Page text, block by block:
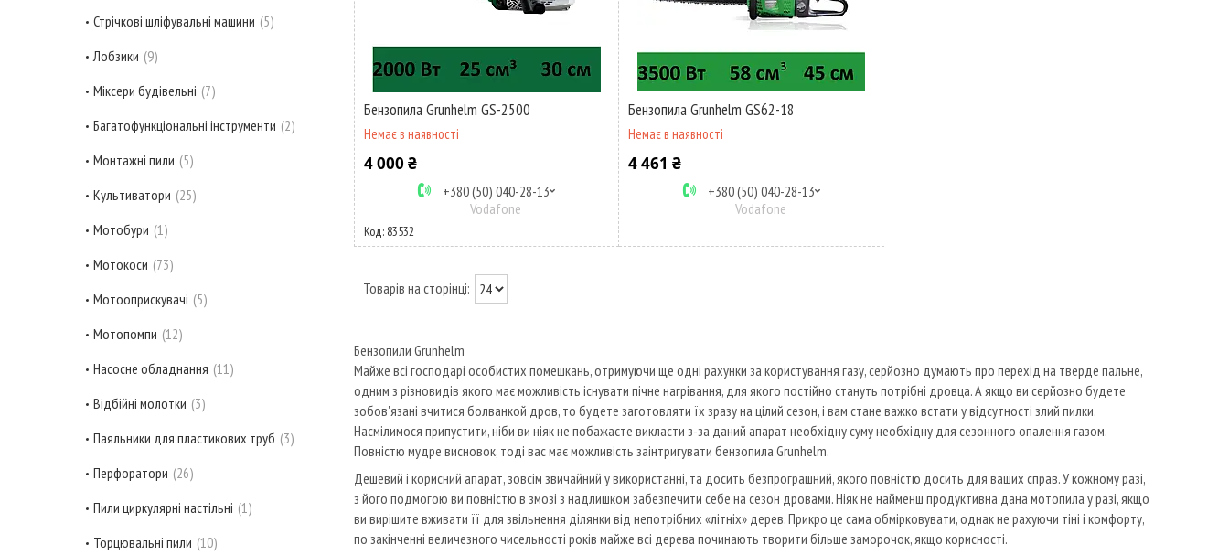
Бензопила Grunhelm GS-2500
Немає в наявності
4 000 ₴
+380 (50) 040-28-13
Vodafone
83532
Бензопила Grunhelm GS62-18
Немає в наявності
4 461 ₴
+380 (50) 040-28-13
Vodafone
Бензопили Grunhelm
Майже всі господарі особистих помешкань, отримуючи ще одні рахунки за користування газу, серйозно думають про перехід на тверде пальне,
одним з різновидів якого має можливість існувати пічне нагрівання, для якого постійно стануть потрібні дровца. А якщо ви серйозно будете
зобов'язані вчитися болванкой дров, то будете заготовляти їх зразу на цілий сезон, і вам стане важко встати у відсутності злий пилки.
Насмілимося припустити, ніби ви ніяк не побажаєте викласти з-за даний апарат необхідну суму необхідну для сезонного опалення газом.
Повністю мудре висновок, тоді вас має можливість заінтригувати бензопила Grunhelm.
Дешевий і корисний апарат, зовсім звичайний у використанні, та досить безпрограшний, якого повністю досить для ваших справ. У кожному разі,
з його подмогою ви повністю в змозі з надлишком забезпечити себе на сезон дровами. Ніяк не найменш продуктивна дана мотопила у разі, якщо
ви вирішите вживати її для звільнення ділянки від непотрібних «літніх» дерев. Прикро це сама обмірковувати, однак не рахуючи тіні і комфорту,
по закінченні величезного чисельності років майже всі дерева починають творити більше заморочок, якщо корисності.
Стрічкові шліфувальні машини 5
Лобзики 9
Міксери будівельні 7
Багатофункціональні інструменти 2
Монтажні пили 5
Культиватори 25
Мотобури 1
Мотокоси 73
Мотооприскувачі 5
Мотопомпи 12
Насосне обладнання 11
Відбійні молотки 3
Паяльники для пластикових труб 3
Перфоратори 26
Пили циркулярні настільні 1
Торцювальні пили 10